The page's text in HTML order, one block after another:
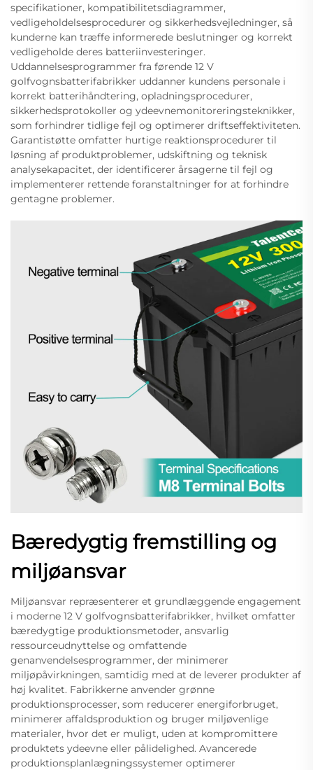
specifikationer, kompatibilitetsdiagrammer,
vedligeholdelsesprocedurer og sikkerhedsvejledninger, så
kunderne kan træffe informerede beslutninger og korrekt
vedligeholde deres batteriinvesteringer.
Uddannelsesprogrammer fra førende 12 V
golfvognsbatterifabrikker uddanner kundens personale i
korrekt batterihåndtering, opladningsprocedurer,
sikkerhedsprotokoller og ydeevnemonitoreringsteknikker,
som forhindrer tidlige fejl og optimerer driftseffektiviteten.
Garantistøtte omfatter hurtige reaktionsprocedurer til
løsning af produktproblemer, udskiftning og teknisk
analysekapacitet, der identificerer årsagerne til fejl og
implementerer rettende foranstaltninger for at forhindre
gentagne problemer.
Bæredygtig fremstilling og
miljøansvar
Miljøansvar repræsenterer et grundlæggende engagement
i moderne 12 V golfvognsbatterifabrikker, hvilket omfatter
bæredygtige produktionsmetoder, ansvarlig
ressourceudnyttelse og omfattende
genanvendelsesprogrammer, der minimerer
miljøpåvirkningen, samtidig med at de leverer produkter af
høj kvalitet. Fabrikkerne anvender grønne
produktionsprocesser, som reducerer energiforbruget,
minimerer affaldsproduktion og bruger miljøvenlige
materialer, hvor det er muligt, uden at kompromittere
produktets ydeevne eller pålidelighed. Avancerede
produktionsplanlægningssystemer optimerer